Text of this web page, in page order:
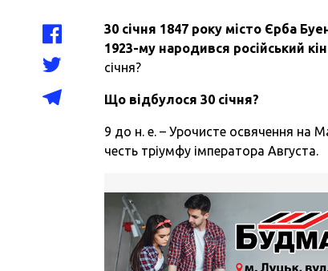
30 січня 1847 року місто Єрба
1923-му народився російський
січня?
Що відбулося30 січня?
9 до н. е. – Урочисте освячення на
честь тріумфу імператора Августа.